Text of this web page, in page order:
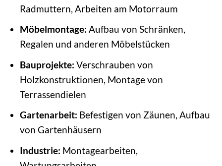
Radmuttern, Arbeiten am Motorraum
Möbelmontage: Aufbau von Schränken,
Regalen und anderen Möbelstücken
Bauprojekte: Verschrauben von
Holzkonstruktionen, Montage von
Terrassendielen
Gartenarbeit: Befestigen von Zäunen, Aufbau
von Gartenhäusern
Industrie: Montagearbeiten,